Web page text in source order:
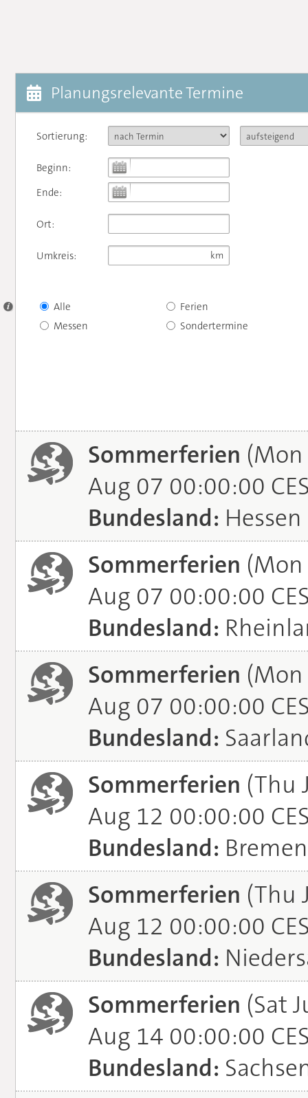
Planungsrelevante Termine
Sortierung:
Beginn:
Ende:
Ort:
Umkreis:
Alle
Messen
Ferien
Sondertermine
Sommerferien (Mon
Aug 07 00:00:00
Bundesland: Hessen
Sommerferien (Mon
Aug 07 00:00:00
Bundesland:
Sommerferien (Mon
Aug 07 00:00:00
Bundesland:
Sommerferien (Thu
Aug 12 00:00:00
Bundesland: Bremen
Sommerferien (Thu
Aug 12 00:00:00
Bundesland:
Sommerferien (Sat
Aug 14 00:00:00
Bundesland: